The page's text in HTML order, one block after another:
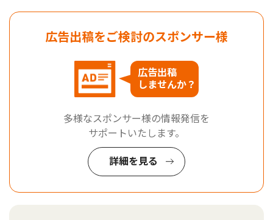
広告出稿をご検討のスポンサー様
広告出稿
しませんか？
多様なスポンサー様の情報発信を
サポートいたします。
詳細を見る